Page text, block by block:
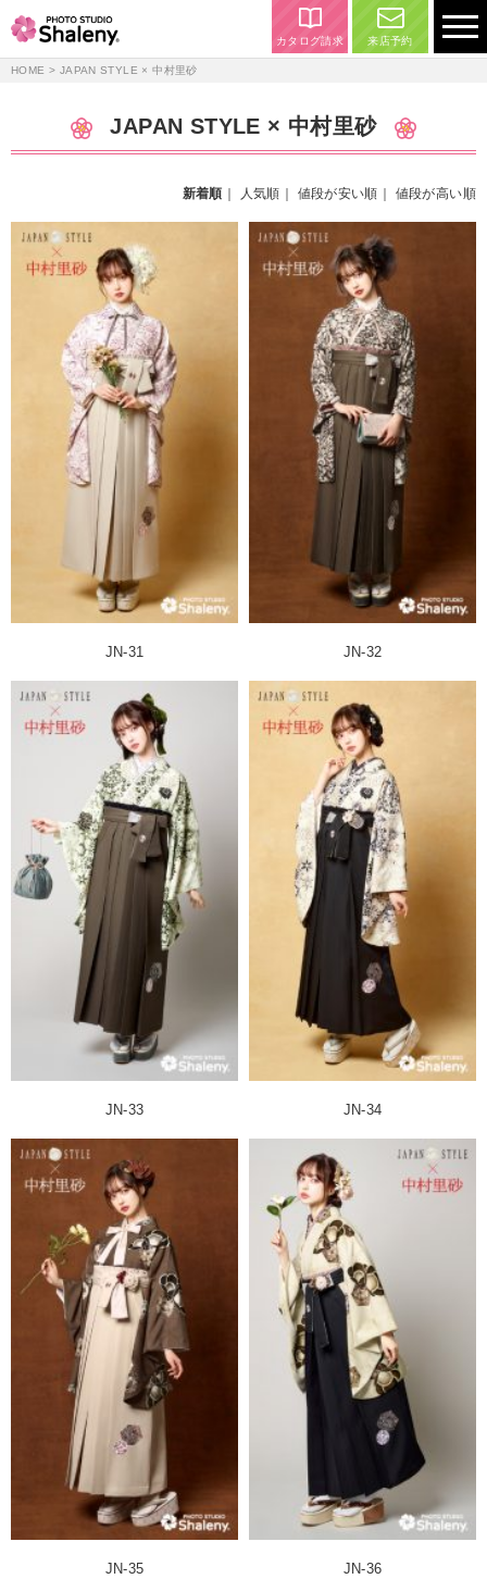
カタログ請求 来店予約
HOME > JAPAN STYLE × 中村里砂
JAPAN STYLE × 中村里砂
新着順 ｜ 人気順 ｜ 値段が安い順 ｜ 値段が高い順
JN-31 JN-32
JN-33 JN-34
JN-35 JN-36